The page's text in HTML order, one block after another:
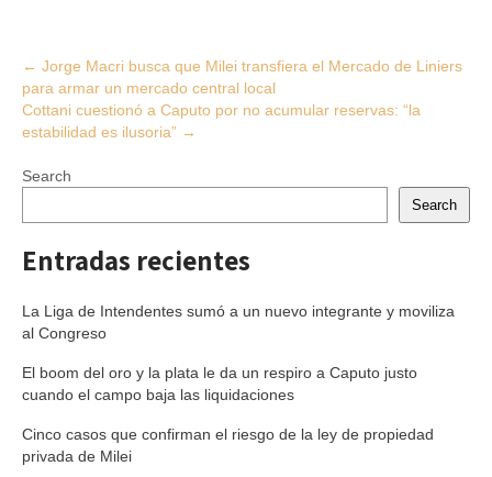
Post
navigation
← Jorge Macri busca que Milei transfiera el Mercado de Liniers
para armar un mercado central local
Cottani cuestionó a Caputo por no acumular reservas: “la
estabilidad es ilusoria” →
Search
Search
Entradas recientes
La Liga de Intendentes sumó a un nuevo integrante y moviliza
al Congreso
El boom del oro y la plata le da un respiro a Caputo justo
cuando el campo baja las liquidaciones
Cinco casos que confirman el riesgo de la ley de propiedad
privada de Milei